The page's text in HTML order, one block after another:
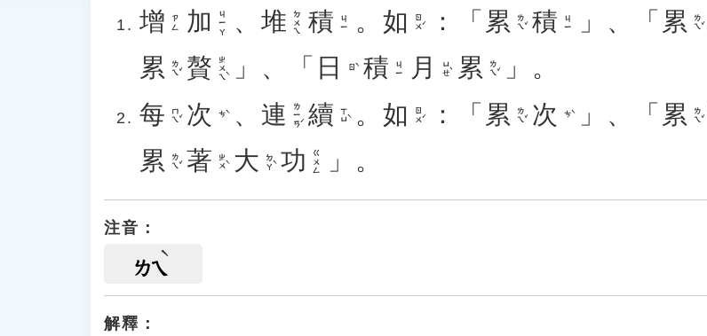
增 ㄗㄥ 加 ㄐㄧㄚ 、 堆 ㄉㄨㄟ 積 ㄐㄧ 。 如 ㄖㄨˊ ：「 累 ㄌㄟˇ 積 ㄐㄧ 」、「 累 ㄌㄟˇ
累 ㄌㄟˇ 贅 ㄓㄨㄟˋ 」、「 日 ㄖˋ 積 ㄐㄧ 月 ㄩㄝˋ 累 ㄌㄟˇ
」。
每 ㄇㄟˇ 次 ㄘˋ 、 連 ㄌㄧㄢˊ 續 ㄒㄩˋ 。 如 ㄖㄨˊ ：「 累 ㄌㄟˇ 次 ㄘˋ 」、「 累 ㄌㄟˇ
累 ㄌㄟˇ 著 ㄓㄨˋ 大 ㄉㄚˋ 功 ㄍㄨㄥ 」。
注音：
ㄌㄟ
解釋：